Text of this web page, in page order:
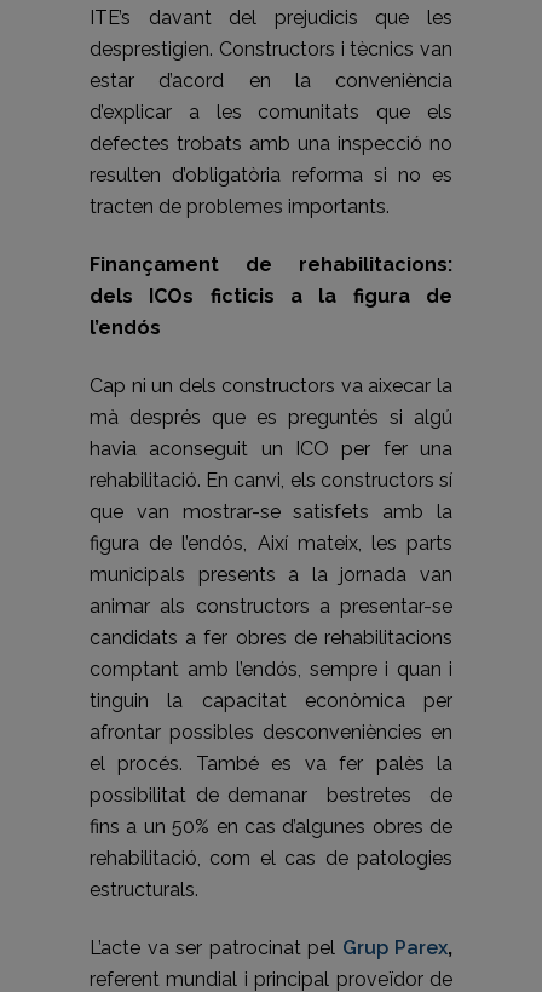
ITE’s davant del prejudicis que les
desprestigien. Constructors i tècnics van
estar d’acord en la conveniència
d’explicar a les comunitats que els
defectes trobats amb una inspecció no
resulten d’obligatòria reforma si no es
tracten de problemes importants.
Finançament de rehabilitacions:
dels ICOs ficticis a la figura de
l’endós
Cap ni un dels constructors va aixecar la
mà després que es preguntés si algú
havia aconseguit un ICO per fer una
rehabilitació. En canvi, els constructors sí
que van mostrar-se satisfets amb la
figura de l’endós, Així mateix, les parts
municipals presents a la jornada van
animar als constructors a presentar-se
candidats a fer obres de rehabilitacions
comptant amb l’endós, sempre i quan i
tinguin la capacitat econòmica per
afrontar possibles desconveniències en
el procés. També es va fer palès la
possibilitat de demanar bestretes de
fins a un 50% en cas d’algunes obres de
rehabilitació, com el cas de patologies
estructurals.
L’acte va ser patrocinat pel Grup Parex,
referent mundial i principal proveïdor de